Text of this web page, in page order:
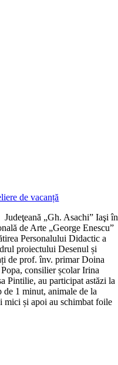
de vacanță
„Gh. Asachi” Iaşi în
de Arte „George Enescu”
Personalului Didactic a
proiectului Desenul și
de prof. înv. primar Doina
consilier școlar Irina
Pintilie, au participat astăzi la
de 1 minut, animale de la
mici și apoi au schimbat foile